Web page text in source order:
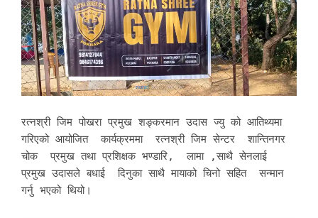
रत्नश्री जिम पोखरा प्रमुख शङ्करमान उदास ज्यु को आतिथ्यमा
गरिएको आयोजित कार्यक्रममा रत्नश्री जिम सेन्टर शान्तिनगर
चोक प्रमुख तथा प्रशिक्षक भण्डारि, लामा ,साथै सेनलाई
प्रमुख उदासले बधाई दिनुका साथै मायाको चिनो सहित सन्मान
गर्नु भएको थियो।